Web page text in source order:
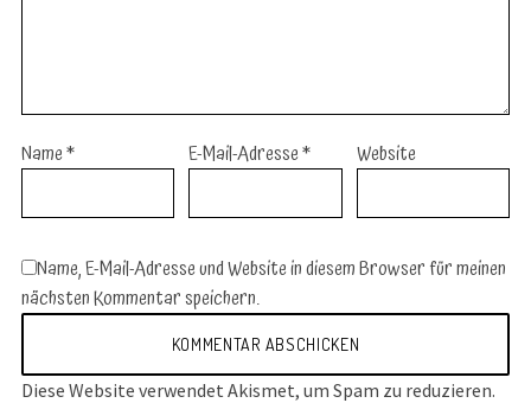
Name* E-Mail-Adresse* Website
Name, E-Mail-Adresse und Website in diesem Browser für meinen
nächsten Kommentar speichern.
Diese Website verwendet Akismet, um Spam zu reduzieren.